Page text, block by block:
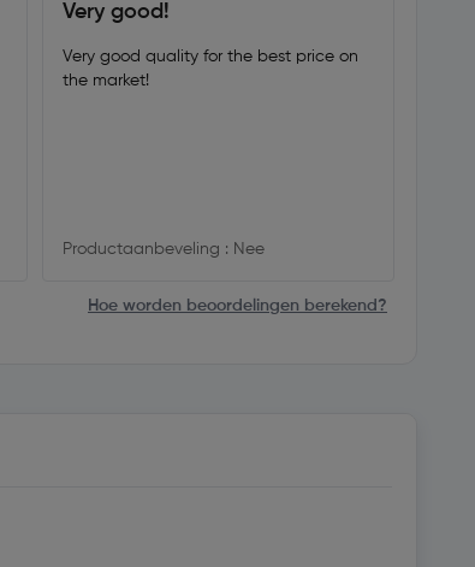
Very good!
Very good quality for the best price on
the market!
Productaanbeveling : Nee
Hoe worden beoordelingen berekend?